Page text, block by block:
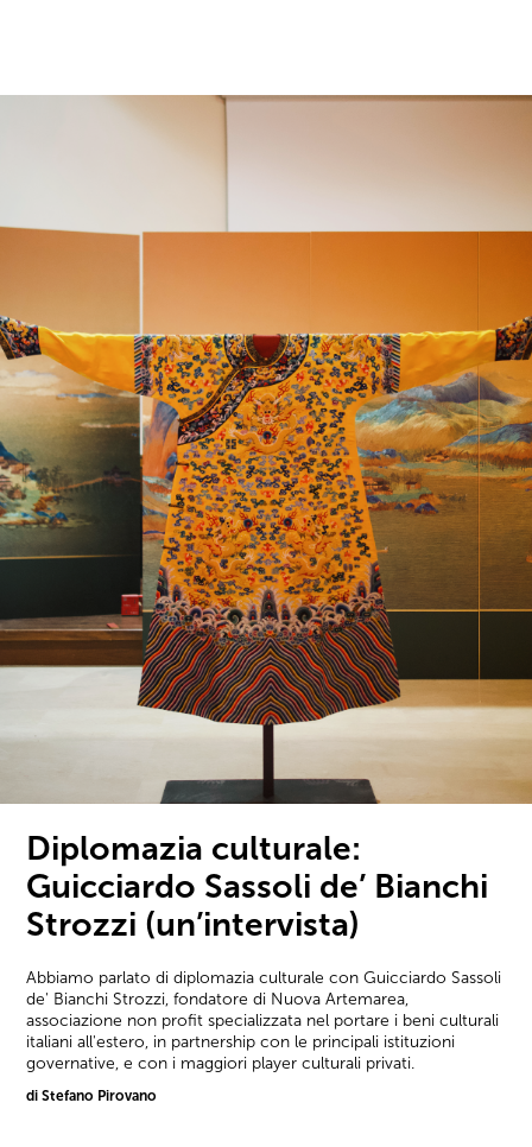
Diplomazia culturale:
Guicciardo Sassoli de’ Bianchi
Strozzi (un’intervista)
Abbiamo parlato di diplomazia culturale con Guicciardo Sassoli
de' Bianchi Strozzi, fondatore di Nuova Artemarea,
associazione non profit specializzata nel portare i beni culturali
italiani all'estero, in partnership con le principali istituzioni
governative, e con i maggiori player culturali privati.
di Stefano Pirovano